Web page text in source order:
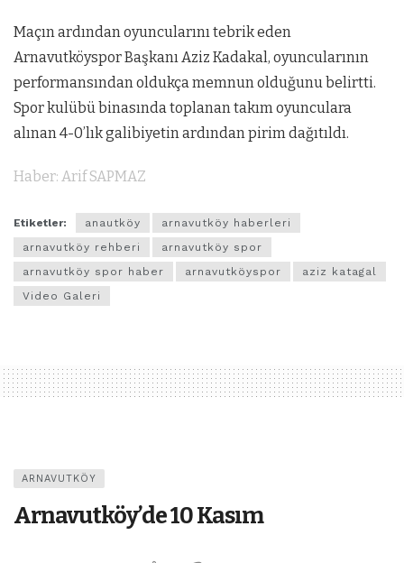
Maçın ardından oyuncularını tebrik eden
Arnavutköyspor Başkanı Aziz Kadakal, oyuncularının
performansından oldukça memnun olduğunu belirtti.
Spor kulübü binasında toplanan takım oyunculara
alınan 4-0’lık galibiyetin ardından pirim dağıtıldı.
Haber: Arif SAPMAZ
Etiketler: anautköy
arnavutköy haberleri
arnavutköy rehberi
arnavutköy spor
arnavutköy spor haber
arnavutköyspor
aziz katagal
Video Galeri
ARNAVUTKÖY
Arnavutköy’de 10 Kasım